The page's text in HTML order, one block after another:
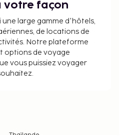
votre façon
une large gamme d'hôtels,
de locations de
Notre plateforme
options de voyage
vous puissiez voyager